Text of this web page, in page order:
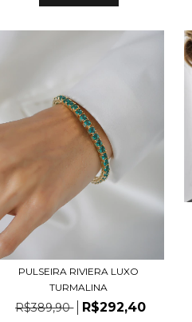
PULSEIRA RIVIERA LUXO
TURMALINA
R$389,90 R$292,40